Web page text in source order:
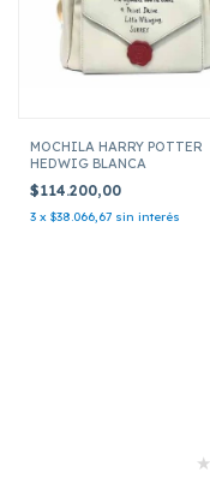
MOCHILA HARRY POTTER
HEDWIG BLANCA
$114.200,00
3 x $38.066,67 sin interés
★